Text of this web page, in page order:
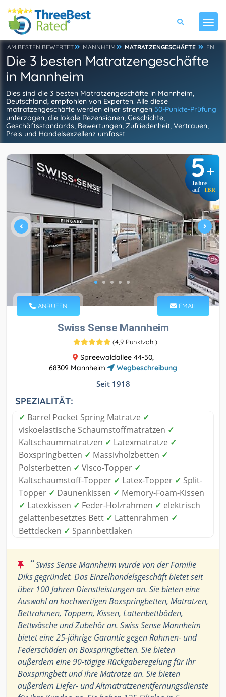
AM BESTEN BEWERTET MANNHEIM MATRATZENGESCHÄFTE EN
Die 3 besten Matratzengeschäfte
in Mannheim
Dies sind die 3 besten Matratzengeschäfte in Mannheim,
Deutschland, empfohlen von Experten. Alle diese
matratzengeschäfte werden einer strengen 50-Punkte-Prüfung
unterzogen, die lokale Rezensionen, Geschichte,
Geschäftsstandards, Bewertungen, Zufriedenheit, Vertrauen,
Preis und Handelsexzellenz umfasst
5+
Jahre
auf TBR
ANRUFEN EMAIL
Swiss Sense Mannheim
(4,9 Punktzahl)
Spreewaldallee 44-50,
68309 Mannheim
Wegbeschreibung
Seit 1918
SPEZIALITÄT:
✓ Barrel Pocket Spring Matratze ✓
viskoelastische Schaumstoffmatratzen ✓
Kaltschaummatratzen ✓ Latexmatratze ✓
Boxspringbetten ✓ Massivholzbetten ✓
Polsterbetten ✓ Visco-Topper ✓
Kaltschaumstoff-Topper ✓ Latex-Topper ✓ Split-
Topper ✓ Daunenkissen ✓ Memory-Foam-Kissen
✓ Latexkissen ✓ Feder-Holzrahmen ✓ elektrisch
gelattenbesetztes Bett ✓ Lattenrahmen ✓
Bettdecken ✓ Spannbettlaken
“Swiss Sense Mannheim wurde von der Familie
Diks gegründet. Das Einzelhandelsgeschäft bietet seit
über 100 Jahren Dienstleistungen an. Sie bieten eine
Auswahl an hochwertigen Boxspringbetten, Matratzen,
Bettrahmen, Toppern, Kissen, Lattenbettböden,
Bettwäsche und Zubehör an. Swiss Sense Mannheim
bietet eine 25-jährige Garantie gegen Rahmen- und
Federschäden an Boxspringbetten. Sie bieten
außerdem eine 90-tägige Rückgaberegelung für ihr
Boxspringbett und ihre Matratze an. Sie bieten
außerdem Liefer- und Altmatratzenentfernungsdienste